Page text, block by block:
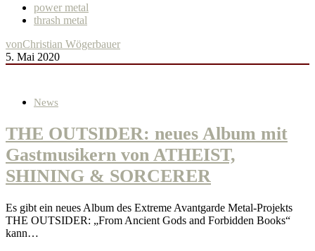
power metal
thrash metal
vonChristian Wögerbauer
5. Mai 2020
News
THE OUTSIDER: neues Album mit
Gastmusikern von ATHEIST,
SHINING & SORCERER
Es gibt ein neues Album des Extreme Avantgarde Metal-Projekts
THE OUTSIDER: „From Ancient Gods and Forbidden Books“
kann…